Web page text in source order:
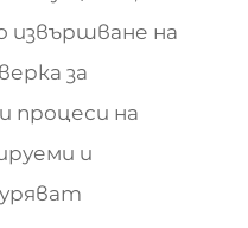
извършване на
за
процеси на
и